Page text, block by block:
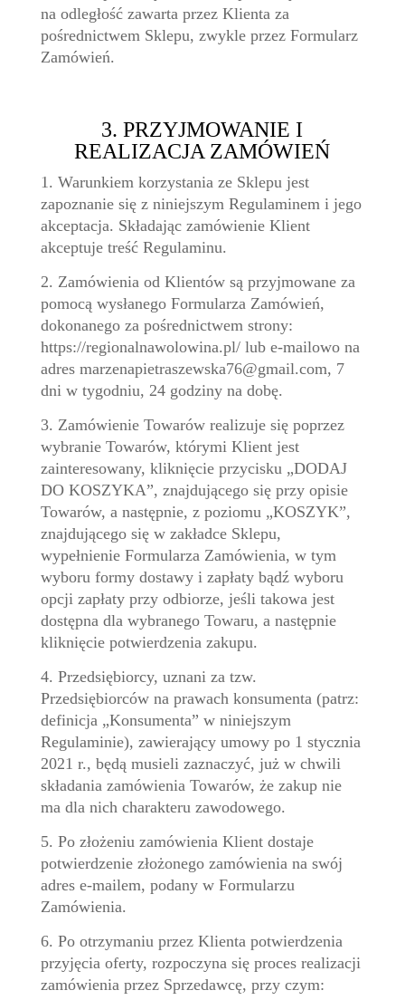
na odległość zawarta przez Klienta za
pośrednictwem Sklepu, zwykle przez Formularz
Zamówień.
3. PRZYJMOWANIE I
REALIZACJA ZAMÓWIEŃ
1. Warunkiem korzystania ze Sklepu jest
zapoznanie się z niniejszym Regulaminem i jego
akceptacja. Składając zamówienie Klient
akceptuje treść Regulaminu.
2. Zamówienia od Klientów są przyjmowane za
pomocą wysłanego Formularza Zamówień,
dokonanego za pośrednictwem strony:
https://regionalnawolowina.pl/ lub e-mailowo na
adres marzenapietraszewska76@gmail.com, 7
dni w tygodniu, 24 godziny na dobę.
3. Zamówienie Towarów realizuje się poprzez
wybranie Towarów, którymi Klient jest
zainteresowany, kliknięcie przycisku „DODAJ
DO KOSZYKA”, znajdującego się przy opisie
Towarów, a następnie, z poziomu „KOSZYK”,
znajdującego się w zakładce Sklepu,
wypełnienie Formularza Zamówienia, w tym
wyboru formy dostawy i zapłaty bądź wyboru
opcji zapłaty przy odbiorze, jeśli takowa jest
dostępna dla wybranego Towaru, a następnie
kliknięcie potwierdzenia zakupu.
4. Przedsiębiorcy, uznani za tzw.
Przedsiębiorców na prawach konsumenta (patrz:
definicja „Konsumenta” w niniejszym
Regulaminie), zawierający umowy po 1 stycznia
2021 r., będą musieli zaznaczyć, już w chwili
składania zamówienia Towarów, że zakup nie
ma dla nich charakteru zawodowego.
5. Po złożeniu zamówienia Klient dostaje
potwierdzenie złożonego zamówienia na swój
adres e-mailem, podany w Formularzu
Zamówienia.
6. Po otrzymaniu przez Klienta potwierdzenia
przyjęcia oferty, rozpoczyna się proces realizacji
zamówienia przez Sprzedawcę, przy czym: